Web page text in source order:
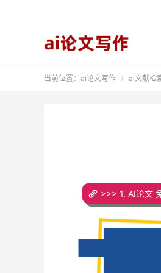
当前位置： ai论文写作  ai文献检
>>> 1. AI论文